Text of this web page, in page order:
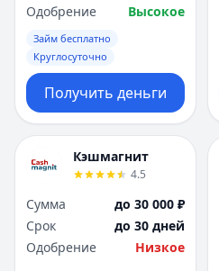
Одобрение
Высокое
Займ бесплатно
Круглосуточно
Получить деньги
Кэшмагнит
4.5
Сумма
до 30 000 ₽
Срок
до 30 дней
Одобрение
Низкое